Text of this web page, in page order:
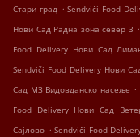
Стари град . Sendviči Food
Нови Сад Радна зона север 3 .
Food Delivery Нови Сад
Sendviči Food Delivery Нови
Сад МЗ Видовданско насеље .
Food Delivery Нови Сад
Сајлово . Sendviči Food